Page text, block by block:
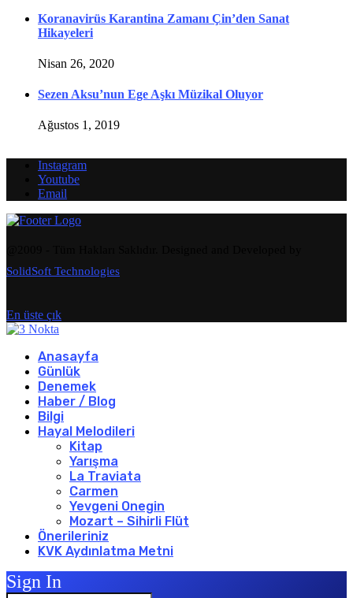
Koranavirüs Karantina Zamanı Çin’den Sanat
Hikayeleri
Nisan 26, 2020
Sezen Aksu’nun Ege Aşkı Müzikal Oluyor
Ağustos 1, 2019
Instagram
Youtube
Email
SolidSoft Technologies
En üste çık
Anasayfa
Günlük
Denemek
Haber / Blog
Bilgi
Hayal Melodileri
Kitap
Yarışma
La Traviata
Carmen
Yevgeni Onegin
Mozart – Sihirli Flüt
Önerileriniz
KVK Aydınlatma Metni
Sign In